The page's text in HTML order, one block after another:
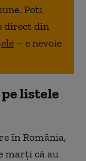
Poti
direct din
– e nevoie
listele
în România,
marți că au